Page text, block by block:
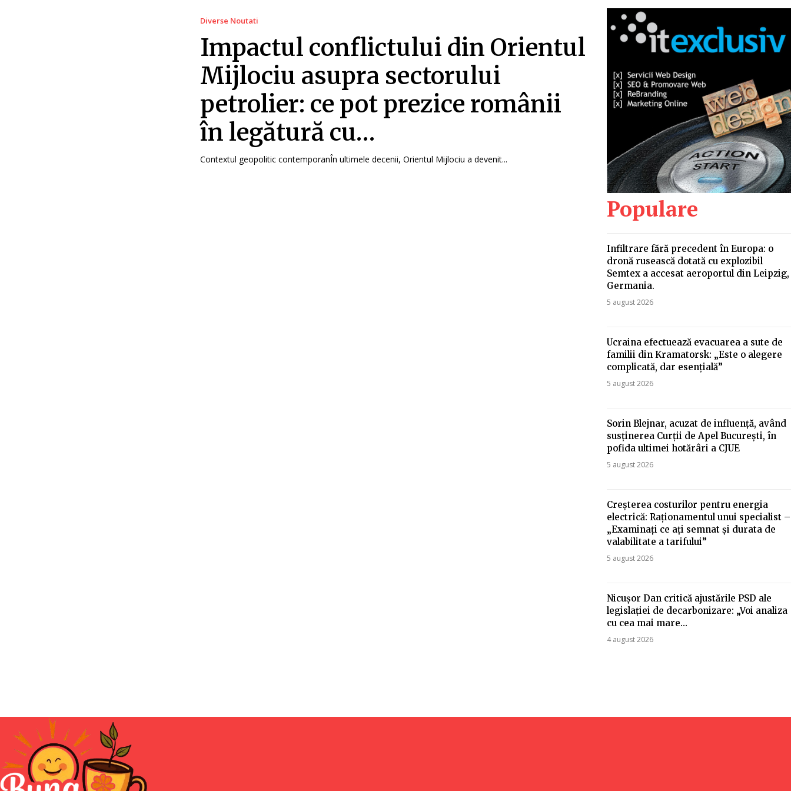
Diverse Noutati
Impactul conflictului din Orientul
Mijlociu asupra sectorului
petrolier: ce pot prezice românii
în legătură cu…
Contextul geopolitic contemporanÎn ultimele decenii, Orientul Mijlociu a devenit...
Populare
Infiltrare fără precedent în Europa: o
dronă rusească dotată cu explozibil
Semtex a accesat aeroportul din Leipzig,
Germania.
5 august 2026
Ucraina efectuează evacuarea a sute de
familii din Kramatorsk: „Este o alegere
complicată, dar esențială”
5 august 2026
Sorin Blejnar, acuzat de influență, având
susținerea Curții de Apel București, în
pofida ultimei hotărâri a CJUE
5 august 2026
Creșterea costurilor pentru energia
electrică: Raționamentul unui specialist –
„Examinați ce ați semnat și durata de
valabilitate a tarifului”
5 august 2026
Nicușor Dan critică ajustările PSD ale
legislației de decarbonizare: „Voi analiza
cu cea mai mare…
4 august 2026